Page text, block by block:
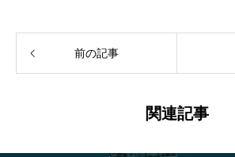
前の記事
関連記事